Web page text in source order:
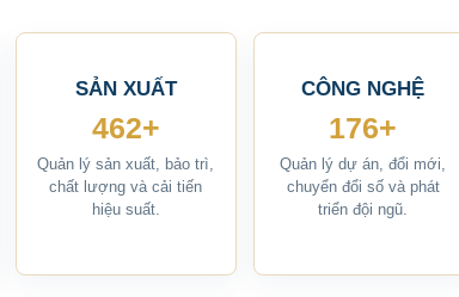
SẢN XUẤT
462+
Quản lý sản xuất, bảo trì,
chất lượng và cải tiến
hiệu suất.
CÔNG NGHỆ
176+
Quản lý dự án, đổi mới,
chuyển đổi số và phát
triển đội ngũ.